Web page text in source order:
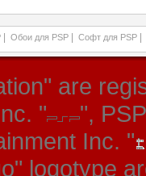
Обои для PSP Софт для PSP
are
"
",
Inc. "
logotype